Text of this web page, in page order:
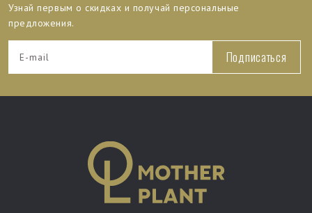
Узнай первым о скидках и получай персональные
предложения.
Подписаться